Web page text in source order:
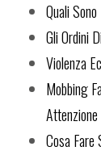
Quali
Gli Ordini
Violenza
Mobbing
Cosa Fare